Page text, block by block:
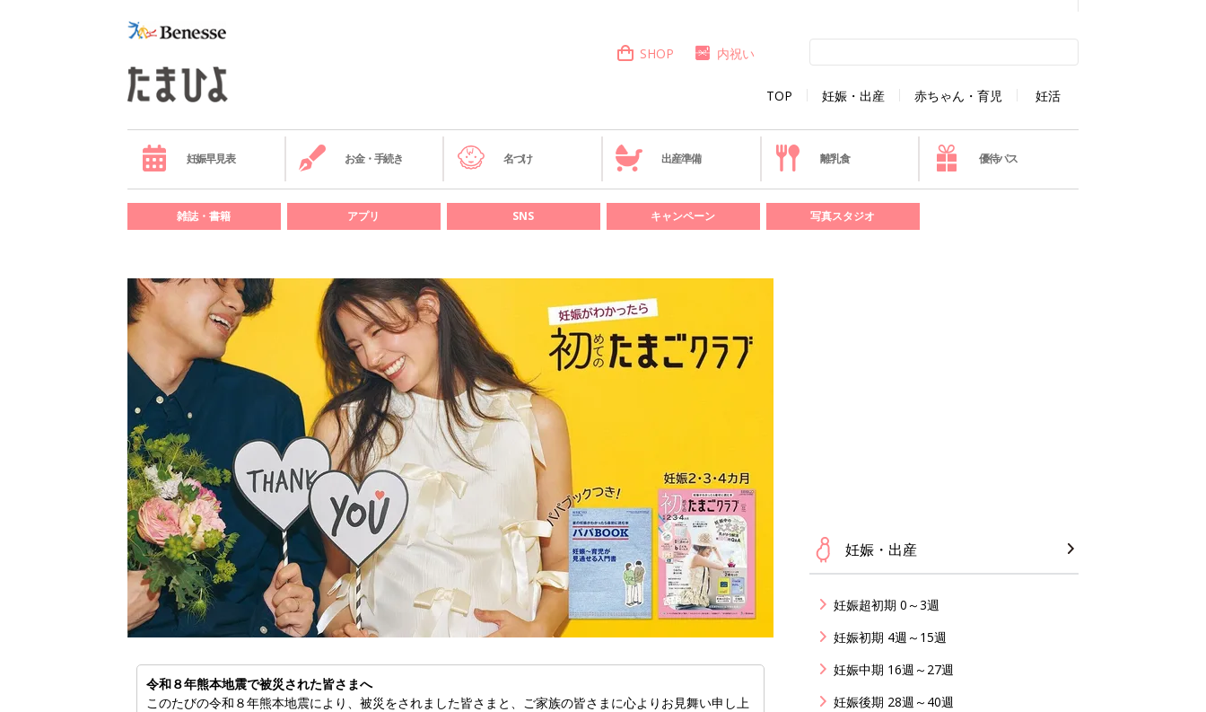
TOP 妊娠・出産 赤ちゃん・育児 妊活
SHOP 内祝い
妊娠早見表 お金・手続き 名づけ 出産準備 離乳食 優待パス
雑誌・書籍 アプリ SNS キャンペーン 写真スタジオ
ある決意を胸に動き出
たちの切迫早産奮闘記
令和８年熊本地震で被災された皆さまへ
このたびの令和８年熊本地震により、被災をされました皆さまと、ご家族の皆さまに心よりお見舞い申し上
妊娠・出産
妊娠超初期 0～3週
妊娠初期 4週～15週
妊娠中期 16週～27週
妊娠後期 28週～40週